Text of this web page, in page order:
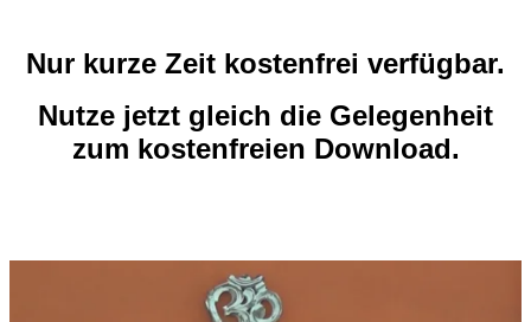
Nur kurze Zeit kostenfrei verfügbar.
Nutze jetzt gleich die Gelegenheit
zum kostenfreien Download.